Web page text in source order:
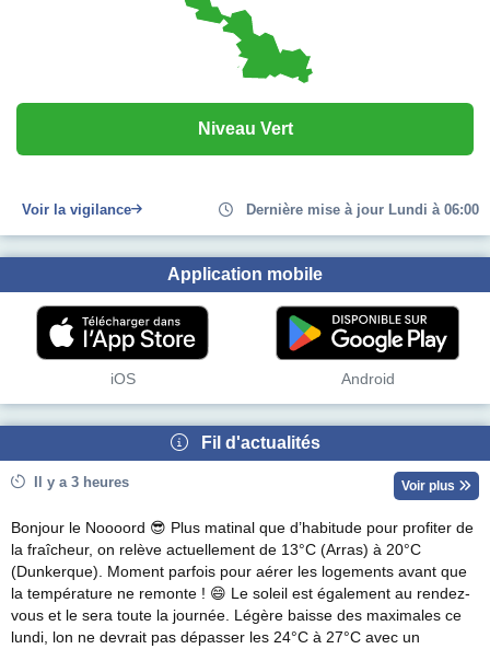
Niveau Vert
Voir la vigilance Dernière mise à jour Lundi à 06:00
Application mobile
iOS Android
Fil d'actualités
Il y a 3 heures Voir plus
Bonjour le Noooord 😎 Plus matinal que d’habitude pour profiter de
la fraîcheur, on relève actuellement de 13°C (Arras) à 20°C
(Dunkerque). Moment parfois pour aérer les logements avant que
la température ne remonte ! 😄 Le soleil est également au rendez-
vous et le sera toute la journée. Légère baisse des maximales ce
lundi, lon ne devrait pas dépasser les 24°C à 27°C avec un